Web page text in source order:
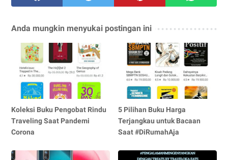
Anda mungkin menyukai postingan ini
Koleksi Buku Pengobat Rindu
Traveling Saat Pandemi
Corona
5 Pilihan Buku Harga
Terjangkau untuk Bacaan
Saat #DiRumahAja